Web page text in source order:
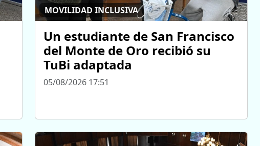
MOVILIDAD INCLUSIVA
Un estudiante de San Francisco
del Monte de Oro recibió su
TuBi adaptada
05/08/2026 17:51